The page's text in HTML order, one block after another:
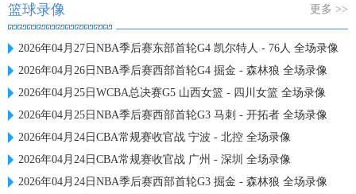
篮球录像 更多 >>
2026年04月27日NBA季后赛东部首轮G4 凯尔特人 - 76人 全场录像
2026年04月26日NBA季后赛西部首轮G4 掘金 - 森林狼 全场录像
2026年04月25日WCBA总决赛G5 山西女篮 - 四川女篮 全场录像
2026年04月25日NBA季后赛西部首轮G3 马刺 - 开拓者 全场录像
2026年04月24日CBA常规赛收官战 宁波 - 北控 全场录像
2026年04月24日CBA常规赛收官战 广州 - 深圳 全场录像
2026年04月24日NBA季后赛西部首轮G3 掘金 - 森林狼 全场录像